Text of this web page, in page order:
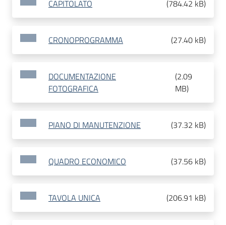
CAPITOLATO (784.42 kB)
CRONOPROGRAMMA (27.40 kB)
DOCUMENTAZIONE
FOTOGRAFICA
(2.09
MB)
PIANO DI MANUTENZIONE (37.32 kB)
QUADRO ECONOMICO (37.56 kB)
TAVOLA UNICA (206.91 kB)